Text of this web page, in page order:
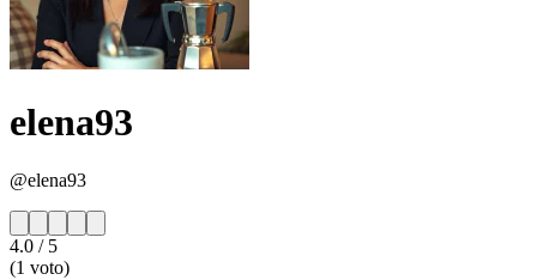
elena93
@elena93
4.0 / 5
(1 voto)